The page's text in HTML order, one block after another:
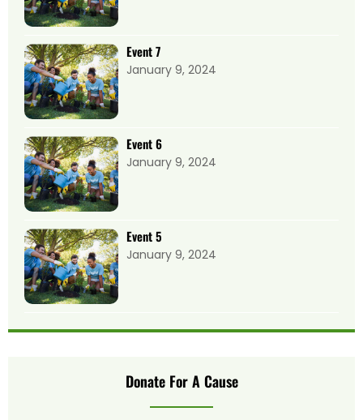
Event 7
January 9, 2024
Event 6
January 9, 2024
Event 5
January 9, 2024
Donate For A Cause